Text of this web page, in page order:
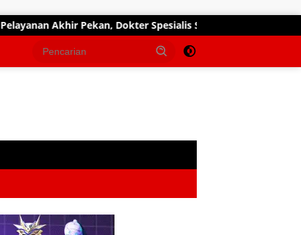
Pekan, Dokter Spesialis Siap Layani Pasien Sabtu, 25 Juli